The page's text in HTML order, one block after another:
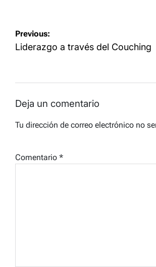
Navegación
de
Previous:
Liderazgo a través del Couching
Deja un comentario
Tu dirección de correo electrónico no
Comentario *